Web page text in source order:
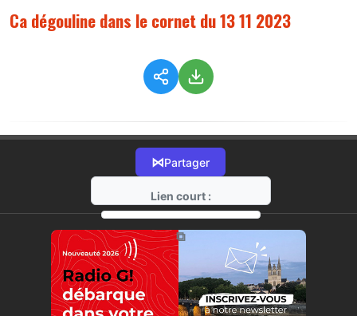
Ca dégouline dans le cornet du 13 11 2023
⋈Partager
Lien court :
https://radio-g.fr?12994
⧉